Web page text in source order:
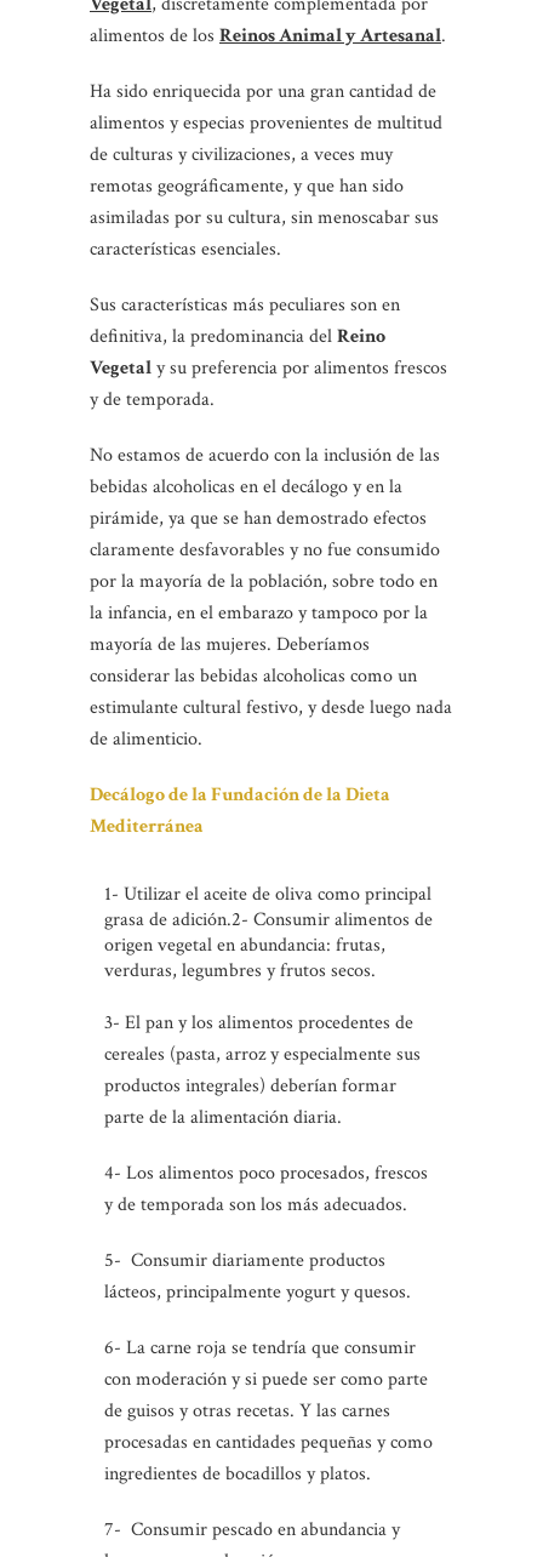
alimentos de los Reinos Animal y Artesanal.
Ha sido enriquecida por una gran cantidad de
alimentos y especias provenientes de multitud
de culturas y civilizaciones, a veces muy
remotas geográficamente, y que han sido
asimiladas por su cultura, sin menoscabar sus
características esenciales.
Sus características más peculiares son en
definitiva, la predominancia delReino
Vegetaly su preferencia por alimentos frescos
y de temporada.
No estamos de acuerdo con la inclusión de las
bebidas alcoholicas en el decálogo y en la
pirámide, ya que se han demostrado efectos
claramente desfavorables y no fue consumido
por la mayoría de la población, sobre todo en
la infancia, en el embarazo y tampoco por la
mayoría de las mujeres. Deberíamos
considerar las bebidas alcoholicas como un
estimulante cultural festivo, y desde luego nada
de alimenticio.
Decálogo de la Fundación de la Dieta
Mediterránea
1- Utilizar el aceite de oliva como principal
grasa de adición.2- Consumir alimentos de
origen vegetal en abundancia: frutas,
verduras, legumbres y frutos secos.
3- El pan y los alimentos procedentes de
cereales (pasta, arroz y especialmente sus
productos integrales) deberían formar
parte de la alimentación diaria.
4- Los alimentos poco procesados, frescos
y de temporada son los más adecuados.
5- Consumir diariamente productos
lácteos, principalmente yogurt y quesos.
6- La carne roja se tendría que consumir
con moderación y si puede ser como parte
de guisos y otras recetas. Y las carnes
procesadas en cantidades pequeñas y como
ingredientes de bocadillos y platos.
7- Consumir pescado en abundancia y